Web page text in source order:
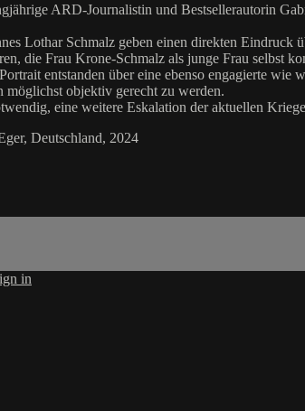
ARD-Journalistin und Bestsellerautorin
Lothar Schmalz geben einen direkten Eindruck
die Frau Krone-Schmalz als junge Frau selbst
entstanden über eine ebenso engagierte
möglichst objektiv gerecht zu werden.
eine weitere Eskalation der aktuellen
Deutschland, 2024
in